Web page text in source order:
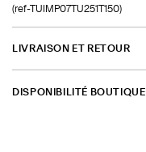
(ref-TUIMP07TU251T150)
LIVRAISON ET RETOUR
DISPONIBILITÉ BOUTIQUE